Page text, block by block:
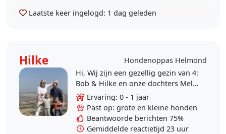
Laatste keer ingelogd: 1 dag geleden
Hilke
Hondenoppas Helmond
Hi, Wij zijn een gezellig gezin van 4:
Bob & Hilke en onze dochters Mel
& Cam (6 en 5 jaar oud)
Woonachtig in Helmond, Mierlo-
hout. We..
Ervaring: 0 - 1 jaar
Past op: grote en kleine honden
Beantwoorde berichten 75%
Gemiddelde reactietijd 23 uur